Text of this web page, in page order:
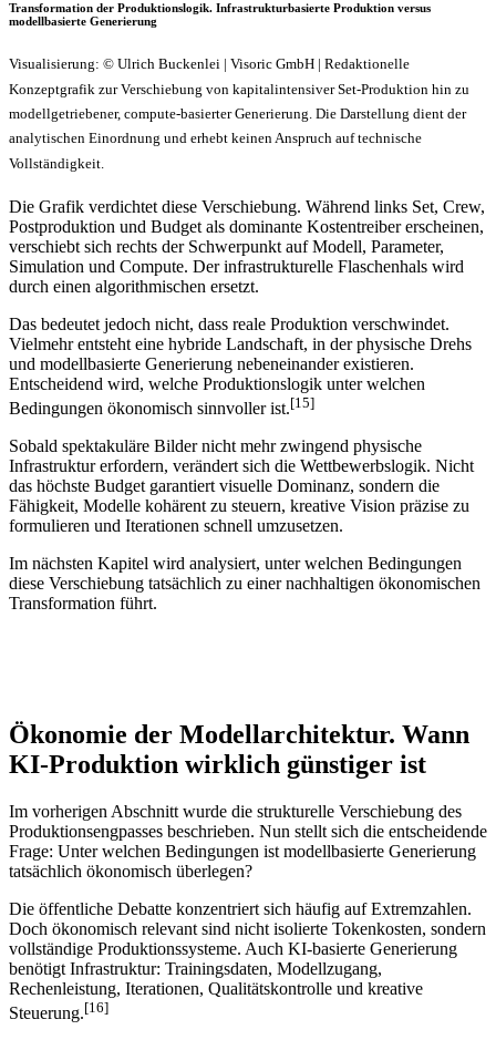
Transformation der Produktionslogik. Infrastrukturbasierte Produktion versus
modellbasierte Generierung
Visualisierung: © Ulrich Buckenlei | Visoric GmbH | Redaktionelle
Konzeptgrafik zur Verschiebung von kapitalintensiver Set-Produktion hin zu
modellgetriebener, compute-basierter Generierung. Die Darstellung dient der
analytischen Einordnung und erhebt keinen Anspruch auf technische
Vollständigkeit.
Die Grafik verdichtet diese Verschiebung. Während links Set, Crew,
Postproduktion und Budget als dominante Kostentreiber erscheinen,
verschiebt sich rechts der Schwerpunkt auf Modell, Parameter,
Simulation und Compute. Der infrastrukturelle Flaschenhals wird
durch einen algorithmischen ersetzt.
Das bedeutet jedoch nicht, dass reale Produktion verschwindet.
Vielmehr entsteht eine hybride Landschaft, in der physische Drehs
und modellbasierte Generierung nebeneinander existieren.
Entscheidend wird, welche Produktionslogik unter welchen
Bedingungen ökonomisch sinnvoller ist.[15]
Sobald spektakuläre Bilder nicht mehr zwingend physische
Infrastruktur erfordern, verändert sich die Wettbewerbslogik. Nicht
das höchste Budget garantiert visuelle Dominanz, sondern die
Fähigkeit, Modelle kohärent zu steuern, kreative Vision präzise zu
formulieren und Iterationen schnell umzusetzen.
Im nächsten Kapitel wird analysiert, unter welchen Bedingungen
diese Verschiebung tatsächlich zu einer nachhaltigen ökonomischen
Transformation führt.
Ökonomie der Modellarchitektur. Wann
KI-Produktion wirklich günstiger ist
Im vorherigen Abschnitt wurde die strukturelle Verschiebung des
Produktionsengpasses beschrieben. Nun stellt sich die entscheidende
Frage: Unter welchen Bedingungen ist modellbasierte Generierung
tatsächlich ökonomisch überlegen?
Die öffentliche Debatte konzentriert sich häufig auf Extremzahlen.
Doch ökonomisch relevant sind nicht isolierte Tokenkosten, sondern
vollständige Produktionssysteme. Auch KI-basierte Generierung
benötigt Infrastruktur: Trainingsdaten, Modellzugang,
Rechenleistung, Iterationen, Qualitätskontrolle und kreative
Steuerung.[16]